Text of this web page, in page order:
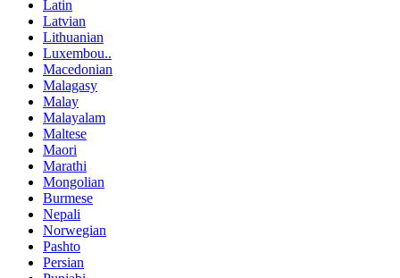
Latin
Latvian
Lithuanian
Luxembou..
Macedonian
Malagasy
Malay
Malayalam
Maltese
Maori
Marathi
Mongolian
Burmese
Nepali
Norwegian
Pashto
Persian